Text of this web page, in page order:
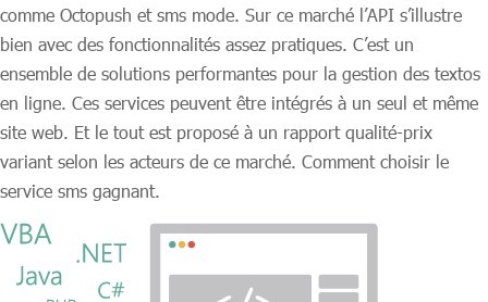
comme Octopush et sms mode. Sur ce marché l’API s’illustre
bien avec des fonctionnalités assez pratiques. C’est un
ensemble de solutions performantes pour la gestion des textos
en ligne. Ces services peuvent être intégrés à un seul et même
site web. Et le tout est proposé à un rapport qualité-prix
variant selon les acteurs de ce marché. Comment choisir le
service sms gagnant.